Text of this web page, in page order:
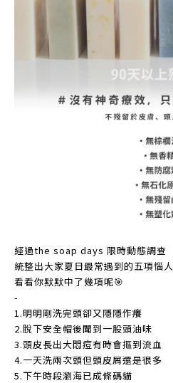
經過the soap days 限時動態調查
統整出大家夏日最常遇到的五項惱
看看你默默中了幾項呢🎯
-
1.明明剛洗完頭卻又隱隱作癢
2.脫下安全帽後聞到一股頭油味
3.頭皮長出大悶痘有時會摳到流血
4.一天洗兩次頭但頭皮屑還是很多
5.下午時段瀏海已成條碼貓